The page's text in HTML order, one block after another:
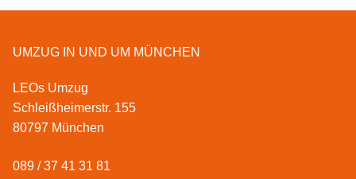
UMZUG IN UND UM MÜNCHEN
LEOs Umzug
Schleißheimerstr. 155
80797 München
089 / 37 41 31 81